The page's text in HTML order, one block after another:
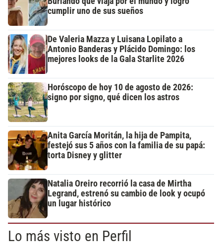
cumplir uno de sus sueños
De Valeria Mazza y Luisana Lopilato a
Antonio Banderas y Plácido Domingo: los
mejores looks de la Gala Starlite 2026
Horóscopo de hoy 10 de agosto de 2026:
signo por signo, qué dicen los astros
Anita García Moritán, la hija de Pampita,
festejó sus 5 años con la familia de su papá:
torta Disney y glitter
Natalia Oreiro recorrió la casa de Mirtha
Legrand, estrenó su cambio de look y ocupó
un lugar histórico
Lo más visto en Perfil